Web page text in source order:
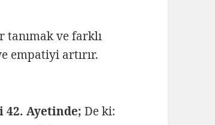
tanımak ve farklı
empatiyi artırır.
42. Ayetinde; De ki: